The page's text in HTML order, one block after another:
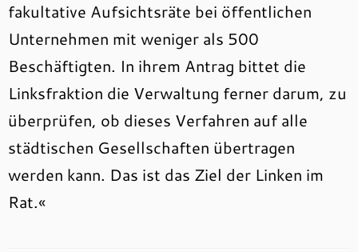
fakultative Aufsichtsräte bei öffentlichen
Unternehmen mit weniger als 500
Beschäftigten. In ihrem Antrag bittet die
Linksfraktion die Verwaltung ferner darum, zu
überprüfen, ob dieses Verfahren auf alle
städtischen Gesellschaften übertragen
werden kann. Das ist das Ziel der Linken im
Rat.«